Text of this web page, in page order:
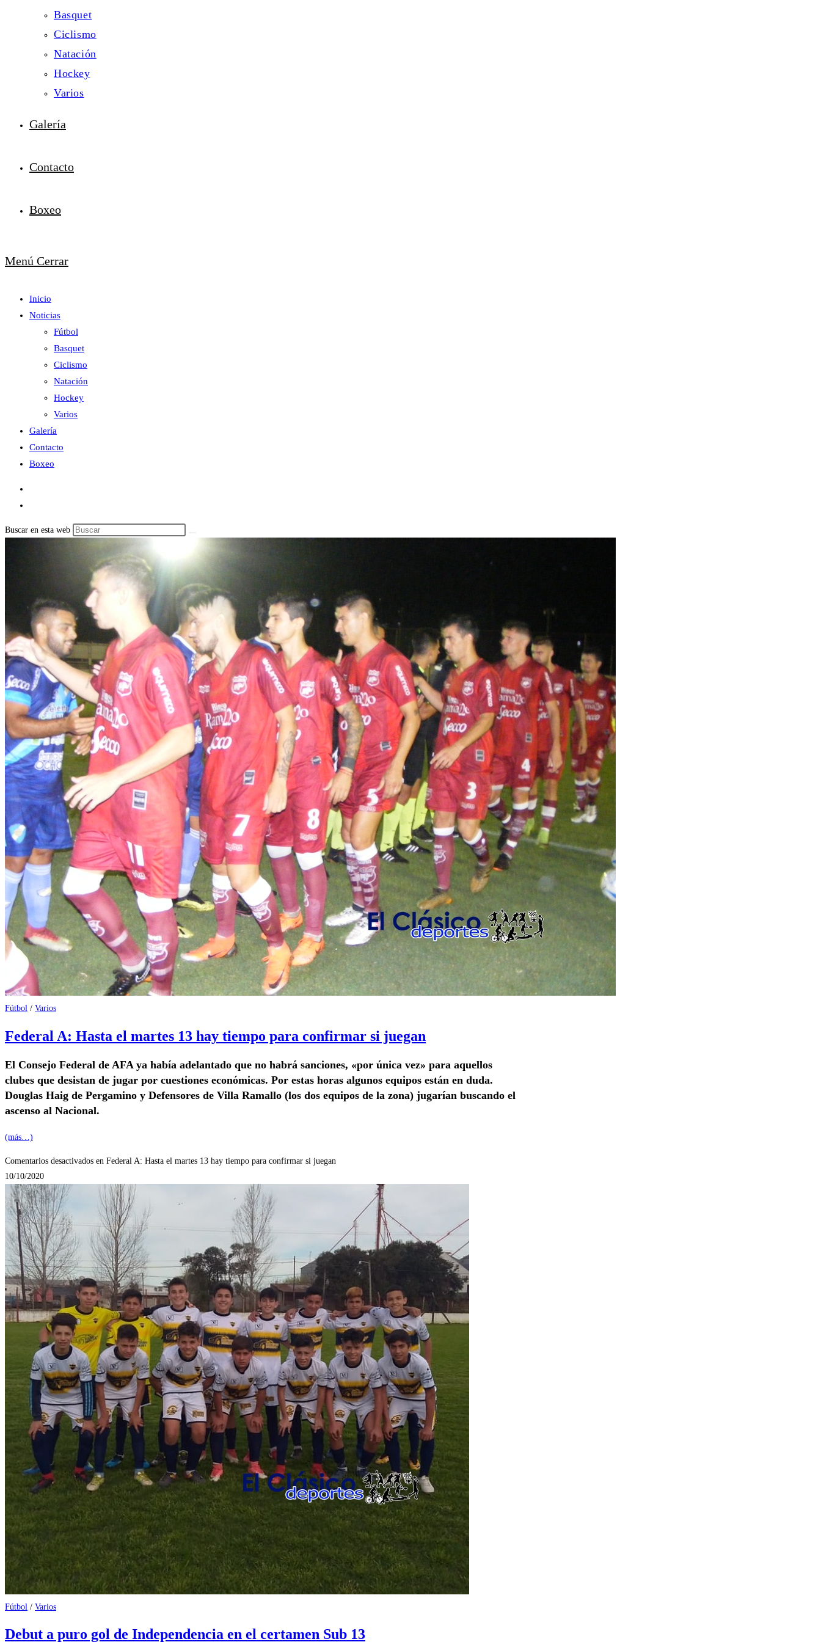
Basquet
Ciclismo
Natación
Hockey
Varios
Galería
Contacto
Boxeo
Menú Cerrar
Inicio
Noticias
Fútbol
Basquet
Ciclismo
Natación
Hockey
Varios
Galería
Contacto
Boxeo
Buscar en esta web
Fútbol / Varios
Federal A: Hasta el martes 13 hay tiempo para confirmar si juegan
El Consejo Federal de AFA ya había adelantado que no habrá sanciones, «por única vez» para aquellos
clubes que desistan de jugar por cuestiones económicas. Por estas horas algunos equipos están en duda.
Douglas Haig de Pergamino y Defensores de Villa Ramallo (los dos equipos de la zona) jugarían buscando el
ascenso al Nacional.
(más…)
Comentarios desactivados en Federal A: Hasta el martes 13 hay tiempo para confirmar si juegan
10/10/2020
Fútbol / Varios
Debut a puro gol de Independencia en el certamen Sub 13